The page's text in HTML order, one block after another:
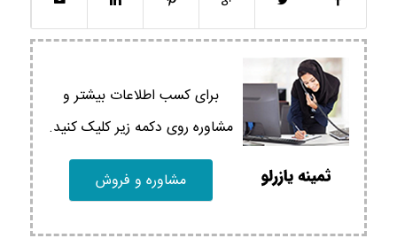
برای کسب اطلاعات بیشتر و
مشاوره روی دکمه زیر کلیک کنید.
مشاوره و فروش